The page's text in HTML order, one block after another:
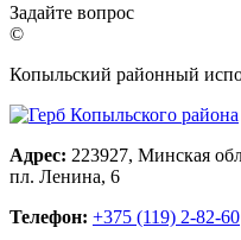
Задайте вопрос
©
Копыльский районный
Адрес: 223927, Минская
пл. Ленина, 6
Телефон: +375 (119) 2-82-60